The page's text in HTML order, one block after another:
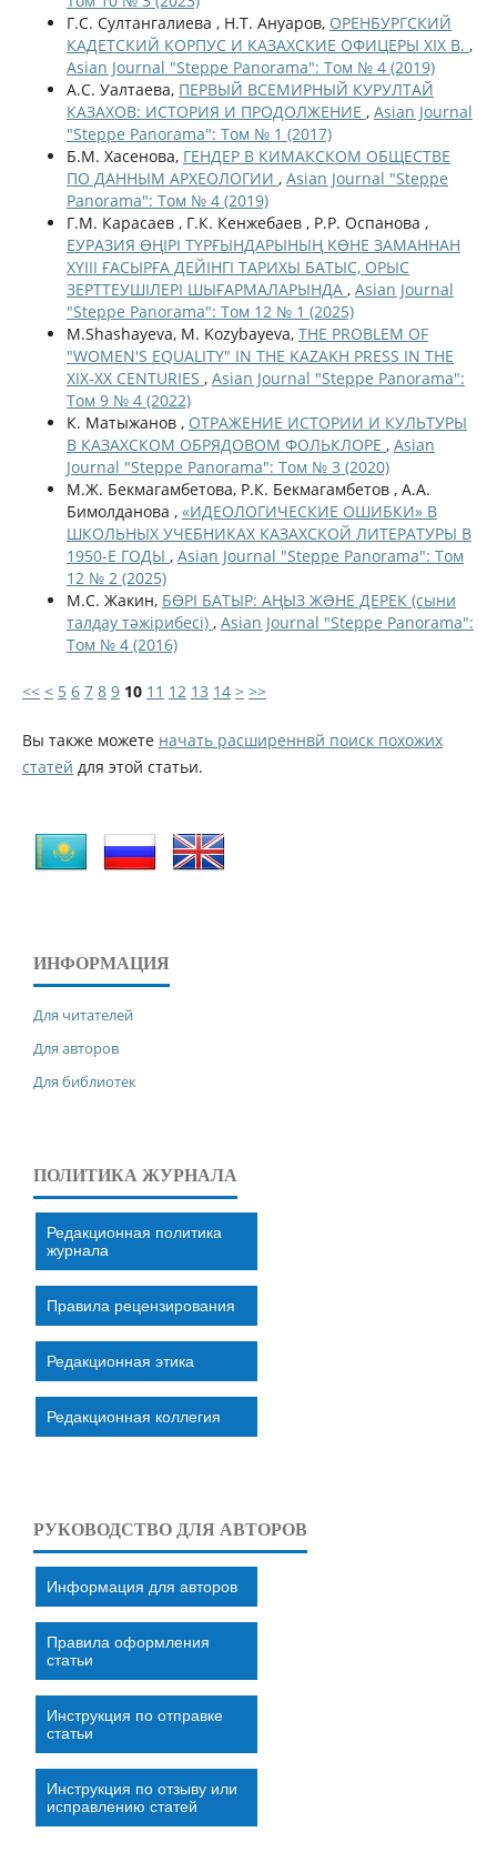
Г.С. Султангалиева , Н.Т. Ануаров, ОРЕНБУРГСКИЙ
КАДЕТСКИЙ КОРПУС И КАЗАХСКИЕ ОФИЦЕРЫ XIX В. ,
Asian Journal "Steppe Panorama": Том № 4 (2019)
А.С. Уалтаева, ПЕРВЫЙ ВСЕМИРНЫЙ КУРУЛТАЙ
КАЗАХОВ: ИСТОРИЯ И ПРОДОЛЖЕНИЕ , Asian Journal
"Steppe Panorama": Том № 1 (2017)
Б.М. Хасенова, ГЕНДЕР В КИМАКСКОМ ОБЩЕСТВЕ
ПО ДАННЫМ АРХЕОЛОГИИ , Asian Journal "Steppe
Panorama": Том № 4 (2019)
Г.М. Карасаев , Г.К. Кенжебаев , Р.Р. Оспанова ,
ЕУРАЗИЯ ӨҢІРІ ТҮРҒЫНДАРЫНЫҢ КӨНЕ ЗАМАННАН
ХҮІІІ ҒАСЫРҒА ДЕЙІНГІ ТАРИХЫ БАТЫС, ОРЫС
ЗЕРТТЕУШІЛЕРІ ШЫҒАРМАЛАРЫНДА , Asian Journal
"Steppe Panorama": Том 12 № 1 (2025)
M.Shashayeva, M. Kozybayeva, THE PROBLEM OF
"WOMEN'S EQUALITY" IN THE KAZAKH PRESS IN THE
XIX-XX CENTURIES , Asian Journal "Steppe Panorama":
Том 9 № 4 (2022)
К. Матыжанов , ОТРАЖЕНИЕ ИСТОРИИ И КУЛЬТУРЫ
В КАЗАХСКОМ ОБРЯДОВОМ ФОЛЬКЛОРЕ , Asian
Journal "Steppe Panorama": Том № 3 (2020)
М.Ж. Бекмагамбетова, Р.К. Бекмагамбетов , А.А.
Бимолданова , «ИДЕОЛОГИЧЕСКИЕ ОШИБКИ» В
ШКОЛЬНЫХ УЧЕБНИКАХ КАЗАХСКОЙ ЛИТЕРАТУРЫ В
1950-Е ГОДЫ , Asian Journal "Steppe Panorama": Том
12 № 2 (2025)
М.С. Жакин, БӨРІ БАТЫР: АҢЫЗ ЖƏНЕ ДЕРЕК (сыни
талдау тәжірибесі) , Asian Journal "Steppe Panorama":
Том № 4 (2016)
<< < 5 6 7 8 9 10 11 12 13 14 > >>
Вы также можете начать расширеннвй поиск похожих
статей для этой статьи.
ИНФОРМАЦИЯ
Для читателей
Для авторов
Для библиотек
ПОЛИТИКА ЖУРНАЛА
Редакционная политика
журнала
Правила рецензирования
Редакционная этика
Редакционная коллегия
РУКОВОДСТВО ДЛЯ АВТОРОВ
Информация для авторов
Правила оформления
статьи
Инструкция по отправке
статьи
Инструкция по отзыву или
исправлению статей